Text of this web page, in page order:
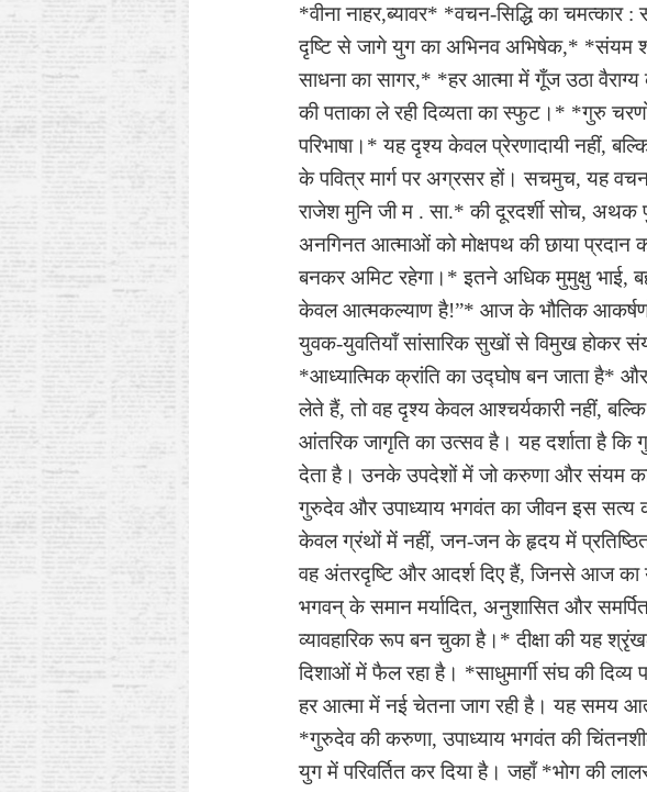
*वीना नाहर,ब्यावर* *वचन-सिद्धि का
दृष्टि से जागे युग का अभिनव अभिषेक,* *संयम
साधना का सागर,* *हर आत्मा में गूँज उठा
की पताका ले रही दिव्यता का स्फुट।* *गुरु
परिभाषा।* यह दृश्य केवल प्रेरणादायी नहीं,
के पवित्र मार्ग पर अग्रसर हों। सचमुच, यह
राजेश मुनि जी म . सा.* की दूरदर्शी सोच,
अनगिनत आत्माओं को मोक्षपथ की छाया
बनकर अमिट रहेगा।* इतने अधिक मुमुक्षु भाई,
केवल आत्मकल्याण है!”* आज के भौतिक
युवक-युवतियाँ सांसारिक सुखों से विमुख होकर
*आध्यात्मिक क्रांति का उद्घोष बन जाता है* और
लेते हैं, तो वह दृश्य केवल आश्चर्यकारी नहीं,
आंतरिक जागृति का उत्सव है। यह दर्शाता है कि
देता है। उनके उपदेशों में जो करुणा और संयम का
गुरुदेव और उपाध्याय भगवंत का जीवन इस सत्य
केवल ग्रंथों में नहीं, जन-जन के हृदय में प्रतिष्ठित
वह अंतरदृष्टि और आदर्श दिए हैं, जिनसे आज का
भगवन् के समान मर्यादित, अनुशासित और
व्यावहारिक रूप बन चुका है।* दीक्षा की यह
दिशाओं में फैल रहा है। *साधुमार्गी संघ की
हर आत्मा में नई चेतना जाग रही है। यह समय
*गुरुदेव की करुणा, उपाध्याय भगवंत की
युग में परिवर्तित कर दिया है। जहाँ *भोग की